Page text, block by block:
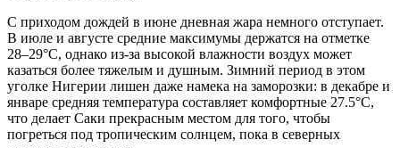
С приходом дождей в июне дневная жара немного отступает.
В июле и августе средние максимумы держатся на отметке
28–29°C, однако из-за высокой влажности воздух может
казаться более тяжелым и душным. Зимний период в этом
уголке Нигерии лишен даже намека на заморозки: в декабре и
январе средняя температура составляет комфортные 27.5°C,
что делает Саки прекрасным местом для того, чтобы
погреться под тропическим солнцем, пока в северных